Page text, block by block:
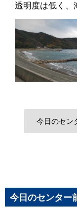
透明度は低く、
今日のセ
今日のセンター